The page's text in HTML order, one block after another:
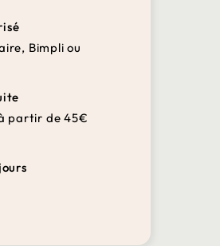
Bimpli ou
partir de 45€